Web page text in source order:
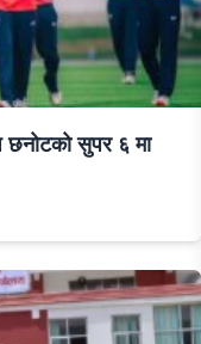
छनोटको सुपर ६ मा